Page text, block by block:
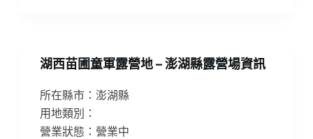
湖西苗圃童軍露營地 – 澎湖縣露營場資訊
所在縣市：澎湖縣
用地類別：
營業狀態：營業中